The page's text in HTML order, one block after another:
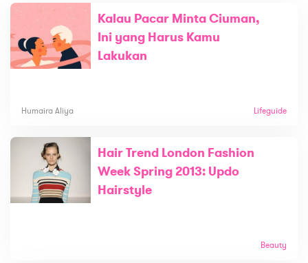
Kalau Pacar Minta Ciuman,
Ini yang Harus Kamu
Lakukan
Humaira Aliya Lifeguide
Hair Trend London Fashion
Week Spring 2013: Updo
Hairstyle
Beauty